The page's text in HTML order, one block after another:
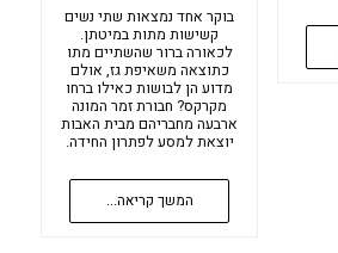
בוקר אחד נמצאות שתי נשים
קשישות מתות במיטתן.
לכאורה ברור שהשתיים מתו
כתוצאה משאיפת גז, אולם
מדוע הן לבושות כאילו ברחו
מקרקס? חבורת זמר המונה
ארבעה מחבריהם מבית האבות
יוצאת למסע לפתרון החידה.
המשך קריאה...